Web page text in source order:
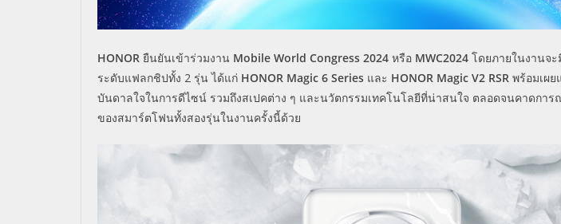
HONOR ยืนยันเข้าร่วมงาน Mobile World Congress 2024 หรือ MWC2024 โดยภายในงานจ
ระดับแฟลกชิปทั้ง 2 รุ่น ได้แก่ HONOR Magic 6 Series และ HONOR Magic V2 RSR พร้อมเผ
บันดาลใจในการดีไซน์ รวมถึงสเปคต่าง ๆ และนวัตกรรมเทคโนโลยีที่น่าสนใจ ตลอดจนคาดการ
ของสมาร์ตโฟนทั้งสองรุ่นในงานครั้งนี้ด้วย